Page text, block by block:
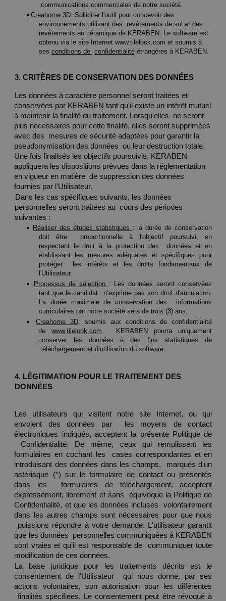
communications commerciales de notre société.
▪ Creahome 3D: Solliciter l'outil pour concevoir des
environnements utilisant des  revêtements de sol et des
revêtements en céramique de KERABEN. Le software est
obtenu via le site Internet www.tilelook.com et soumis à
ses conditions de confidentialité étrangères à KERABEN.
3. CRITÈRES DE CONSERVATION DES DONNÉES
Les données à caractère personnel seront traitées et
conservées par KERABEN tant qu'il existe un intérêt mutuel
à maintenir la finalité du traitement. Lorsqu'elles  ne seront
plus nécessaires pour cette finalité, elles seront supprimées
avec des  mesures de sécurité adaptées pour garantir la
pseudonymisation des données  ou leur destruction totale.
Une fois finalisés les objectifs poursuivis, KERABEN
appliquera les dispositions prévues dans la réglementation
en vigueur en matière  de suppression des données
fournies par l'Utilisateur.
Dans les cas spécifiques suivants, les données
personnelles seront traitées au  cours des périodes
suivantes :
▪ Réaliser des études statistiques : la durée de conservation
doit être  proportionnelle à l'objectif poursuivi, en
respectant le droit à la protection des  données et en
établissant les mesures adéquates et spécifiques pour
protéger  les intérêts et les droits fondamentaux de
l'Utilisateur.
▪ Processus de sélection : Les données seront conservées
tant que le candidat  n’exprime pas son droit d'annulation.
La durée maximale de conservation des  informations
curriculaires par notre société sera de trois (3) ans.
▪ Creahome 3D: soumis aux conditions de confidentialité
de www.tilelook.com .  KERABEN pourra uniquement
conserver les données à des fins statistiques de
téléchargement et d’utilisation du software.
4. LÉGITIMATION POUR LE TRAITEMENT DES
DONNÉES
Les utilisateurs qui visitent notre site Internet, ou qui
envoient des données par  les moyens de contact
électroniques indiqués, acceptent la présente Politique de
Confidentialité. De même, ceux qui remplissent les
formulaires en cochant les  cases correspondantes et en
introduisant des données dans les champs,  marqués d'un
astérisque (*) sur le formulaire de contact ou présentés
dans les  formulaires de téléchargement, acceptent
expressément, librement et sans  équivoque la Politique de
Confidentialité, et que les données incluses  volontairement
dans les autres champs sont nécessaires pour que nous
puissions répondre à votre demande. L'utilisateur garantit
que les données  personnelles communiquées à KERABEN
sont vraies et qu’il est responsable de  communiquer toute
modification de ces données.
La base juridique pour les traitements décrits est le
consentement de l'Utilisateur  qui nous donne, par ses
actions volontaires, son autorisation pour les différentes
finalités spécifiées. Le consentement peut être révoqué à